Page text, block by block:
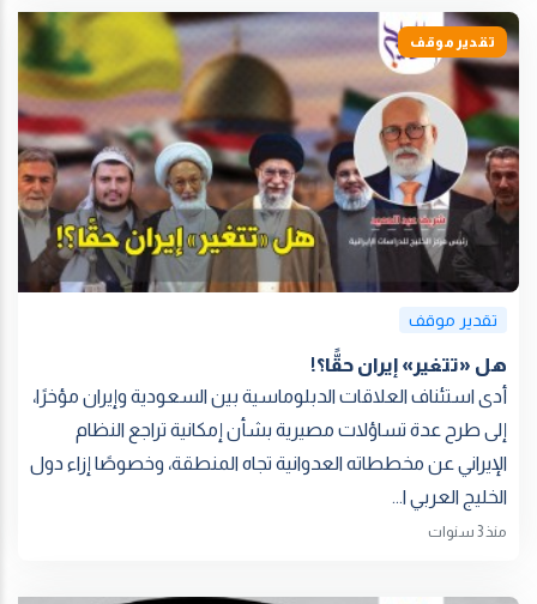
تقدير موقف
تقدير موقف
هل «تتغير» إيران حقًّا؟!
أدى استئناف العلاقات الدبلوماسية بين السعودية وإيران مؤخرًا،
إلى طرح عدة تساؤلات مصيرية بشأن إمكانية تراجع النظام
الإيراني عن مخططاته العدوانية تجاه المنطقة، وخصوصًا إزاء دول
الخليج العربي ا...
منذ 3 سنوات